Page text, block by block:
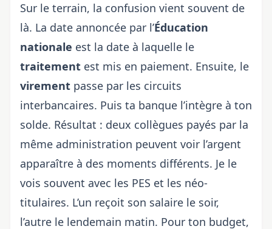
Sur le terrain, la confusion vient souvent de
là. La date annoncée par l’Éducation
nationale est la date à laquelle le
traitement est mis en paiement. Ensuite, le
virement passe par les circuits
interbancaires. Puis ta banque l’intègre à ton
solde. Résultat : deux collègues payés par la
même administration peuvent voir l’argent
apparaître à des moments différents. Je le
vois souvent avec les PES et les néo-
titulaires. L’un reçoit son salaire le soir,
l’autre le lendemain matin. Pour ton budget,